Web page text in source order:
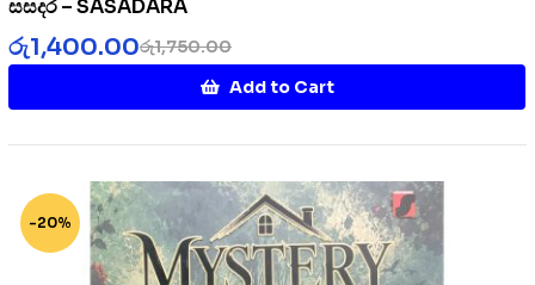
සසදර – SASADARA
රු1,750.00
රු1,400.00
Add to Cart
-20%